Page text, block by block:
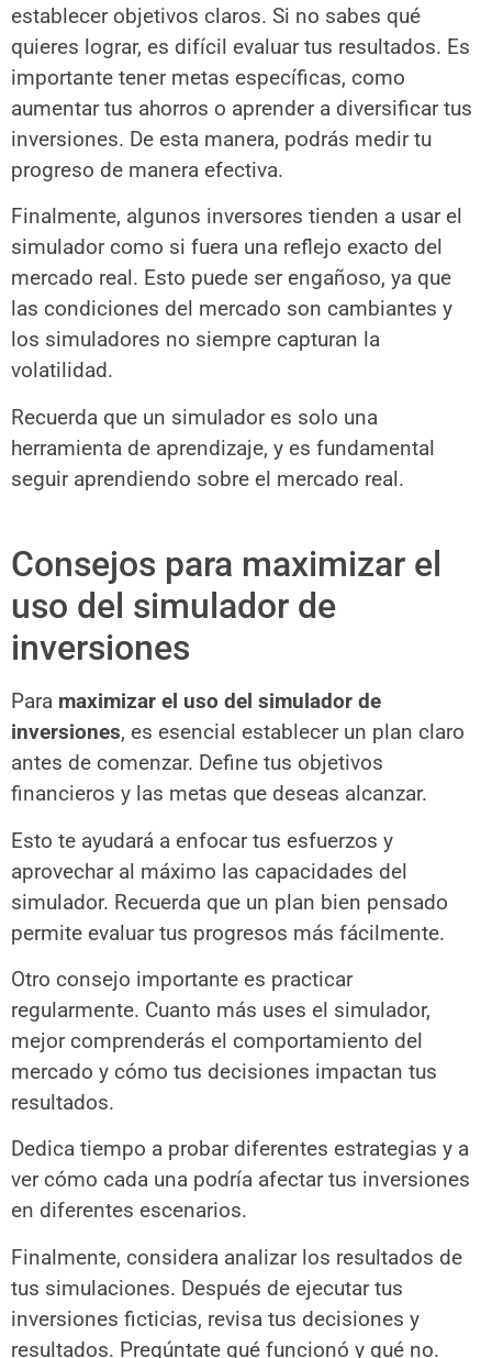
establecer objetivos claros. Si no sabes qué
quieres lograr, es difícil evaluar tus resultados. Es
importante tener metas específicas, como
aumentar tus ahorros o aprender a diversificar tus
inversiones. De esta manera, podrás medir tu
progreso de manera efectiva.
Finalmente, algunos inversores tienden a usar el
simulador como si fuera una reflejo exacto del
mercado real. Esto puede ser engañoso, ya que
las condiciones del mercado son cambiantes y
los simuladores no siempre capturan la
volatilidad.
Recuerda que un simulador es solo una
herramienta de aprendizaje, y es fundamental
seguir aprendiendo sobre el mercado real.
Consejos para maximizar el
uso del simulador de
inversiones
Para maximizar el uso del simulador de
inversiones, es esencial establecer un plan claro
antes de comenzar. Define tus objetivos
financieros y las metas que deseas alcanzar.
Esto te ayudará a enfocar tus esfuerzos y
aprovechar al máximo las capacidades del
simulador. Recuerda que un plan bien pensado
permite evaluar tus progresos más fácilmente.
Otro consejo importante es practicar
regularmente. Cuanto más uses el simulador,
mejor comprenderás el comportamiento del
mercado y cómo tus decisiones impactan tus
resultados.
Dedica tiempo a probar diferentes estrategias y a
ver cómo cada una podría afectar tus inversiones
en diferentes escenarios.
Finalmente, considera analizar los resultados de
tus simulaciones. Después de ejecutar tus
inversiones ficticias, revisa tus decisiones y
resultados. Pregúntate qué funcionó y qué no.